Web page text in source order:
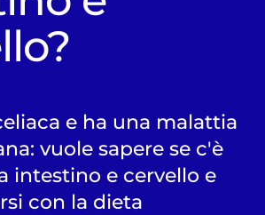
e ha una malattia
vuole sapere se c'è
intestino e cervello e
con la dieta